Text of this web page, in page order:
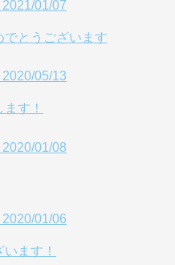
でとうございます
す！
ます！